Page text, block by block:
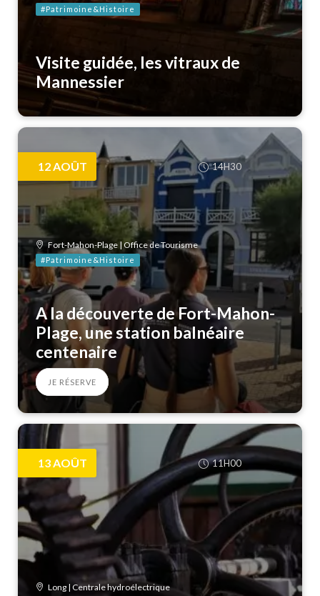
#Patrimoine&Histoire
Visite guidée, les vitraux de
Mannessier
12AOÛT 14H30
Fort-Mahon-Plage | Office de Tourisme
#Patrimoine&Histoire
A la découverte de Fort-Mahon-
Plage, une station balnéaire
centenaire
JE RÉSERVE
13AOÛT 11H00
Long | Centrale hydroélectrique